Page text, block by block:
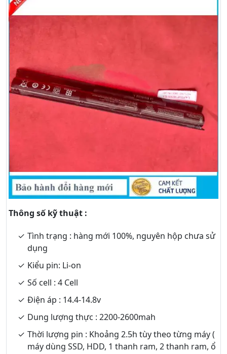
Thông số kỹ thuật :
Tình trạng : hàng mới 100%, nguyên hộp chưa sử
dụng
Kiểu pin: Li-on
Số cell : 4 Cell
Điện áp : 14.4-14.8v
Dung lượng thực : 2200-2600mah
Thời lượng pin : Khoảng 2.5h tùy theo từng máy (
máy dùng SSD, HDD, 1 thanh ram, 2 thanh ram, ổ